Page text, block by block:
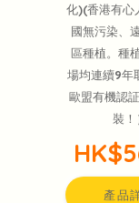
化)(香港有心
國無污染、
區種植。種
場均連續9年
歐盟有機認
裝！
產品